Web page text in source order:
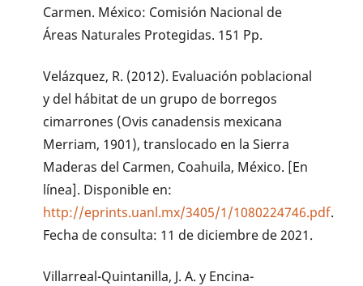
Carmen. México: Comisión Nacional de
Áreas Naturales Protegidas. 151 Pp.
Velázquez, R. (2012). Evaluación poblacional
y del hábitat de un grupo de borregos
cimarrones (Ovis canadensis mexicana
Merriam, 1901), translocado en la Sierra
Maderas del Carmen, Coahuila, México. [En
línea]. Disponible en:
http://eprints.uanl.mx/3405/1/1080224746.pdf.
Fecha de consulta: 11 de diciembre de 2021.
Villarreal-Quintanilla, J. A. y Encina-